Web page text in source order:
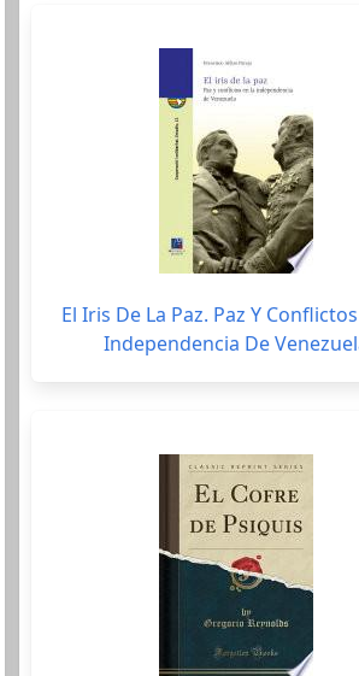
El Iris De La Paz. Paz Y
Independencia De